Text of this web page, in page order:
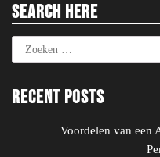
Search Here
Zoeken
naar:
Recent Posts
Voordelen van een